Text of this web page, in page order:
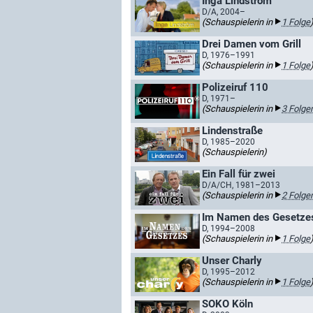
D/A, 2004–
(Schauspielerin in 1 Folge)
Drei Damen vom Grill
D, 1976–1991
(Schauspielerin in 1 Folge)
Polizeiruf 110
D, 1971–
(Schauspielerin in 3
Lindenstraße
D, 1985–2020
(Schauspielerin)
Ein Fall für zwei
D/A/CH, 1981–2013
(Schauspielerin in 2
Im Namen des
D, 1994–2008
(Schauspielerin in 1 Folge)
Unser Charly
D, 1995–2012
(Schauspielerin in 1 Folge)
SOKO Köln